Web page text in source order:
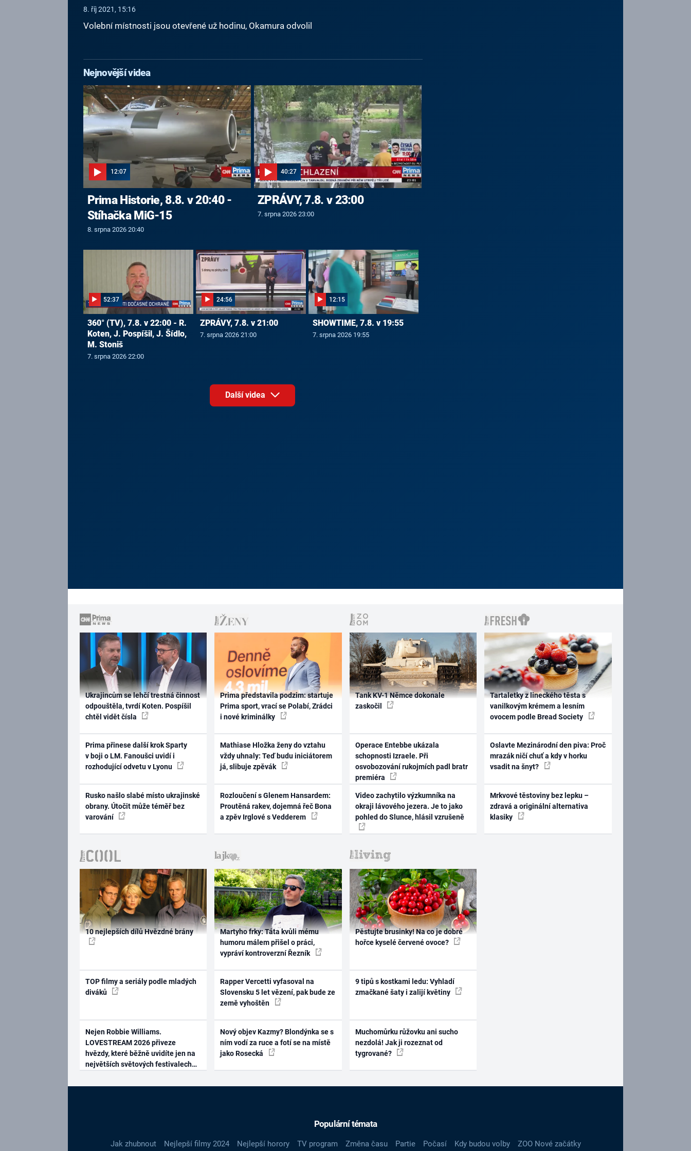
8. říj 2021, 15:16
Volební místnosti jsou otevřené už hodinu, Okamura odvolil
Nejnovější videa
12:07
Prima Historie, 8.8. v 20:40 -
Stíhačka MiG-15
8. srpna 2026 20:40
40:27
ZPRÁVY, 7.8. v 23:00
7. srpna 2026 23:00
52:37
360° (TV), 7.8. v 22:00 - R.
Koten, J. Pospíšil, J. Šídlo,
M. Stoniš
7. srpna 2026 22:00
24:56
ZPRÁVY, 7.8. v 21:00
7. srpna 2026 21:00
12:15
SHOWTIME, 7.8. v 19:55
7. srpna 2026 19:55
Další videa
Ukrajincům se lehčí trestná činnost
odpouštěla, tvrdí Koten. Pospíšil
chtěl vidět čísla
Prima přinese další krok Sparty
v boji o LM. Fanoušci uvidí i
rozhodující odvetu v Lyonu
Rusko našlo slabé místo ukrajinské
obrany. Útočit může téměř bez
varování
Prima představila podzim: startuje
Prima sport, vrací se Polabí, Zrádci
i nové kriminálky
Mathiase Hložka ženy do vztahu
vždy uhnaly: Teď budu iniciátorem
já, slibuje zpěvák
Rozloučení s Glenem Hansardem:
Proutěná rakev, dojemná řeč Bona
a zpěv Irglové s Vedderem
Tank KV-1 Němce dokonale
zaskočil
Operace Entebbe ukázala
schopnosti Izraele. Při
osvobozování rukojmích padl bratr
premiéra
Video zachytilo výzkumníka na
okraji lávového jezera. Je to jako
pohled do Slunce, hlásil vzrušeně
Tartaletky z lineckého těsta s
vanilkovým krémem a lesním
ovocem podle Bread Society
Oslavte Mezinárodní den piva: Proč
mrazák ničí chuť a kdy v horku
vsadit na šnyt?
Mrkvové těstoviny bez lepku –
zdravá a originální alternativa
klasiky
10 nejlepších dílů Hvězdné brány
TOP filmy a seriály podle mladých
diváků
Nejen Robbie Williams.
LOVESTREAM 2026 přiveze
hvězdy, které běžně uvidíte jen na
největších světových festivalech
Martyho frky: Táta kvůli mému
humoru málem přišel o práci,
vypráví kontroverzní Řezník
Rapper Vercetti vyfasoval na
Slovensku 5 let vězení, pak bude ze
země vyhoštěn
Nový objev Kazmy? Blondýnka se s
ním vodí za ruce a fotí se na místě
jako Rosecká
Pěstujte brusinky! Na co je dobré
hořce kyselé červené ovoce?
9 tipů s kostkami ledu: Vyhladí
zmačkané šaty i zalijí květiny
Muchomůrku růžovku ani sucho
nezdolá! Jak ji rozeznat od
tygrované?
Populární témata
Jak zhubnout Nejlepší filmy 2024 Nejlepší horory TV program Změna času Partie Počasí Kdy budou volby ZOO Nové začátky